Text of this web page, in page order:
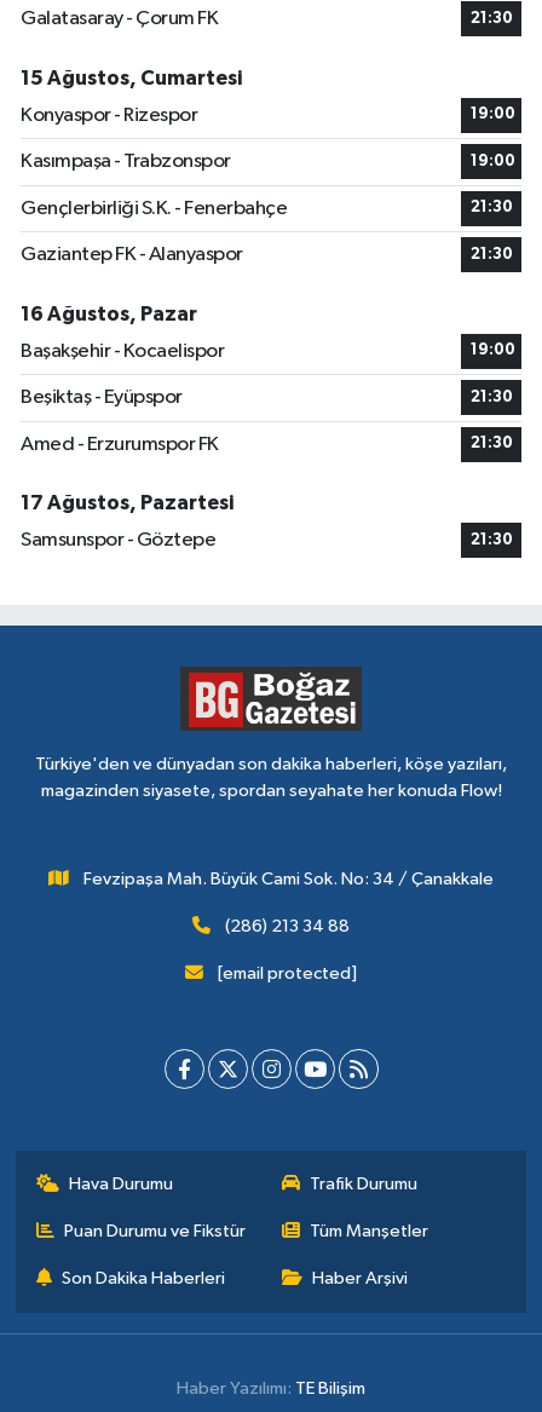
Galatasaray - Çorum FK
21:30
15 Ağustos, Cumartesi
Konyaspor - Rizespor
19:00
Kasımpaşa - Trabzonspor 19:00
Gençlerbirliği S.K. - Fenerbahçe 21:30
Gaziantep FK - Alanyaspor 21:30
16 Ağustos, Pazar
Başakşehir - Kocaelispor
19:00
Beşiktaş - Eyüpspor 21:30
Amed - Erzurumspor FK 21:30
17 Ağustos, Pazartesi
Samsunspor - Göztepe
21:30
Türkiye'den ve dünyadan son dakika haberleri, köşe yazıları,
magazinden siyasete, spordan seyahate her konuda Flow!
Fevzipaşa Mah. Büyük Cami Sok. No: 34 / Çanakkale
(286) 213 34 88
[email protected]
Hava Durumu Trafik Durumu
Puan Durumu ve Fikstür Tüm Manşetler
Son Dakika Haberleri Haber Arşivi
Haber Yazılımı: TE Bilişim